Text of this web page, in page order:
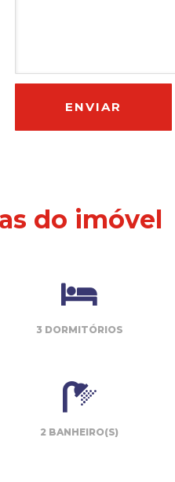
do imóvel
3 DORMITÓRIOS
2 BANHEIRO(S)